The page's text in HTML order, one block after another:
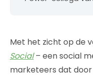
Met het zicht op de
Social– een social
marketeers dat door